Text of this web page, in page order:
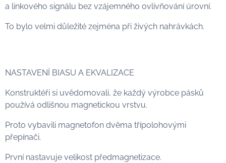
a linkového signálu bez vzájemného ovlivňování úrovní.
To bylo velmi důležité zejména při živých nahrávkách.
NASTAVENÍ BIASU A EKVALIZACE
Konstruktéři si uvědomovali, že každý výrobce pásků
používá odlišnou magnetickou vrstvu.
Proto vybavili magnetofon dvěma třípolohovými
přepínači.
První nastavuje velikost předmagnetizace.